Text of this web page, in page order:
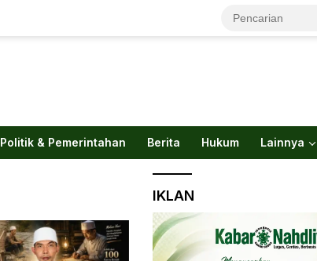
Politik & Pemerintahan Berita Hukum Lainnya
IKLAN